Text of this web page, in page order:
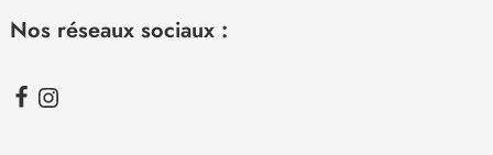
Nos réseaux sociaux :